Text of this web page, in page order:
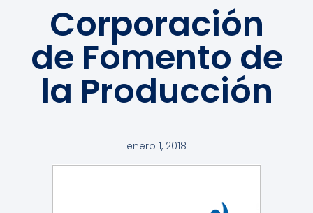
Corporación
de Fomento de
la Producción
enero 1, 2018